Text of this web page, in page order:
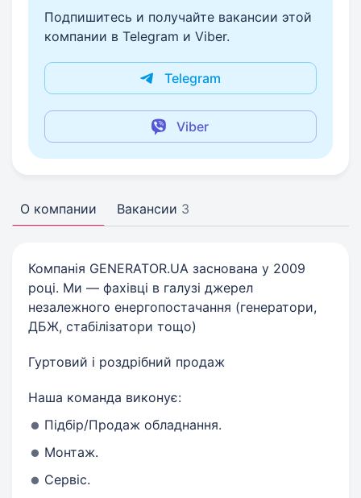
Подпишитесь и получайте вакансии этой
компании в Telegram и Viber.
Telegram
Viber
О компании Вакансии 3
Компанія GENERATOR.UA заснована у 2009
році. Ми — фахівці в галузі джерел
незалежного енергопостачання (генератори,
ДБЖ, стабілізатори тощо)
Гуртовий і роздрібний продаж
Наша команда виконує:
Підбір/Продаж обладнання.
Монтаж.
Сервіс.